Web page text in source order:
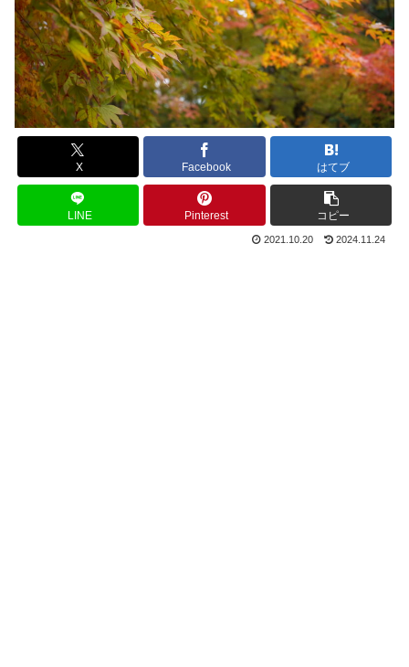
X Facebook はてブ
LINE Pinterest コピー
2021.10.20 2024.11.24